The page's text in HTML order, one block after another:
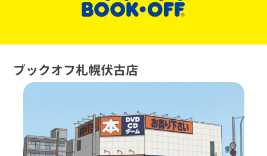
ブックオフ札幌伏古店